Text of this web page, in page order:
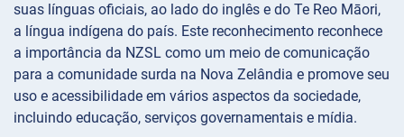
suas línguas oficiais, ao lado do inglês e do Te Reo Māori,
a língua indígena do país. Este reconhecimento reconhece
a importância da NZSL como um meio de comunicação
para a comunidade surda na Nova Zelândia e promove seu
uso e acessibilidade em vários aspectos da sociedade,
incluindo educação, serviços governamentais e mídia.